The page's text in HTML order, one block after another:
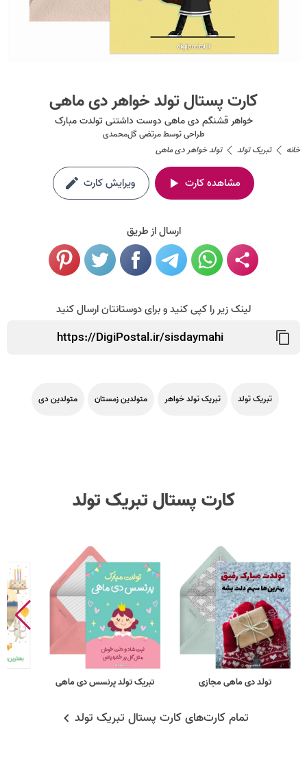
کارت پستال تولد خواهر دی ماهی
خواهر قشنگم دی ماهی دوست داشتنی تولدت مبارک
طراحی توسطمرتضی گل‌محمدی
خانه
تبریک تولد تولد خواهر دی ماهی
مشاهده کارت ویرایش کارت
ارسال از طریق
لینک زیر را کپی کنید و برای دوستانتان ارسال کنید
تبریک تولد تبریک تولد خواهر متولدین زمستان متولدین دی
کارت پستال تبریک تولد
تولد دی ماهی مجازی تبریک تولد پرنسس دی ماهی
تمام کارت‌های کارت پستال تبریک تولد